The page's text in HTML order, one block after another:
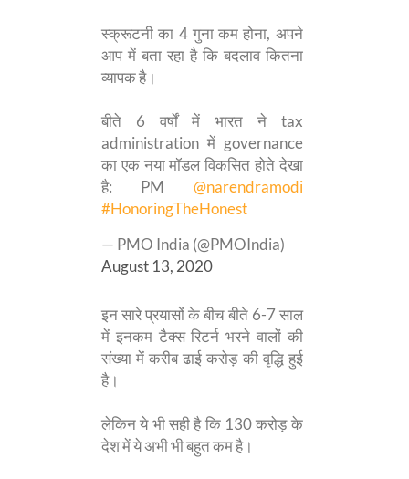
स्क्रूटनी का 4 गुना कम होना, अपने
आप में बता रहा है कि बदलाव कितना
व्यापक है।
बीते 6 वर्षों में भारत ने tax
administration में governance
का एक नया मॉडल विकसित होते देखा
है: PM @narendramodi
#HonoringTheHonest
— PMO India (@PMOIndia)
August 13, 2020
इन सारे प्रयासों के बीच बीते 6-7 साल
में इनकम टैक्स रिटर्न भरने वालों की
संख्या में करीब ढाई करोड़ की वृद्धि हुई
है।
लेकिन ये भी सही है कि 130 करोड़ के
देश में ये अभी भी बहुत कम है।